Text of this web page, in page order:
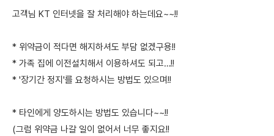
고객님 KT 인터넷을 잘 처리해야 하는데요~~!!
* 위약금이 적다면 해지하셔도 부담 없겠구용!!
* 가족 집에 이전설치해서 이용하셔도 되고…!!
* '장기간 정지'를 요청하시는 방법도 있으며!!
* 타인에게 양도하시는 방법도 있습니다~~!!
(그럼 위약금 나갈 일이 없어서 너무 좋지요!!